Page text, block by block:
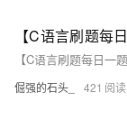
【C语言刷题每日一
倔强的石头_ 421